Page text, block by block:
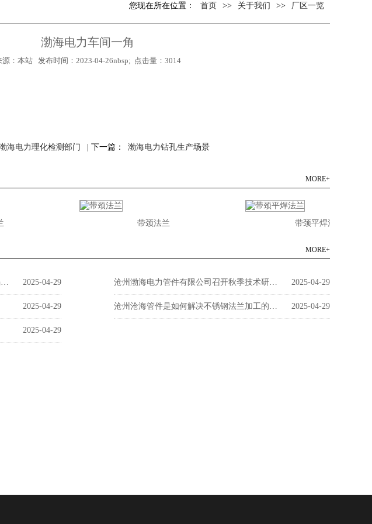
您现在所在位置： 首页 >> 关于我们 >> 厂区一览
渤海电力车间一角
源：本站 发布时间：2023-04-26nbsp; 点击量：3014
海电力理化检测部门 | 下一篇： 渤海电力钻孔生产场景
MORE+
带颈法兰 带颈平焊法兰
MORE+
沧州渤海电力管件有限公司客服技术部门竭诚为您服务 2025-04-29 沧州渤海电力管件有限公司召开秋季技术研讨会 2025-04-29
2025-04-29 沧州沧海管件是如何解决不锈钢法兰加工的问题呢？ 2025-04-29
2025-04-29